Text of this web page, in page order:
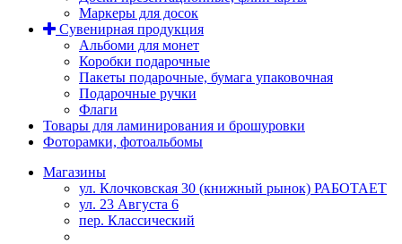
Маркеры для досок
Сувенирная продукция
Альбоми для монет
Коробки подарочные
Пакеты подарочные, бумага упаковочная
Подарочные ручки
Флаги
Товары для ламинирования и брошуровки
Фоторамки, фотоальбомы
Магазины
ул. Клочковская 30 (книжный рынок) РАБОТАЕТ
ул. 23 Августа 6
пер. Классический